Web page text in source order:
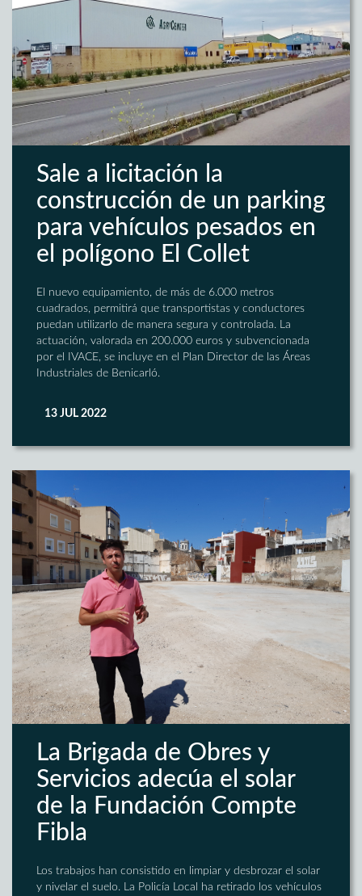
Sale a licitación la
construcción de un parking
para vehículos pesados en
el polígono El Collet
El nuevo equipamiento, de más de 6.000 metros
cuadrados, permitirá que transportistas y conductores
puedan utilizarlo de manera segura y controlada. La
actuación, valorada en 200.000 euros y subvencionada
por el IVACE, se incluye en el Plan Director de las Áreas
Industriales de Benicarló.
13 JUL 2022
La Brigada de Obres y
Servicios adecúa el solar
de la Fundación Compte
Fibla
Los trabajos han consistido en limpiar y desbrozar el solar
y nivelar el suelo. La Policía Local ha retirado los vehículos